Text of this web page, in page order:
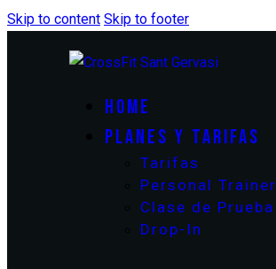
Skip to content Skip to footer
HOME
PLANES Y TARIFAS
Tarifas
Personal Trainer
Clase de Prueba
Drop-In